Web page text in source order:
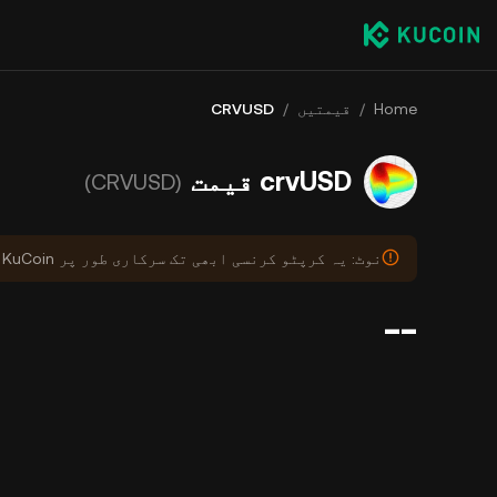
Home
/ قیمتیں /
CRVUSD
crvUSD قیمت (CRVUSD)
نوٹ: یہ کرپٹو کرنسی ابھی تک سرکاری طور پر KuCoin پر درج نہیں ہوئی ہے۔
--